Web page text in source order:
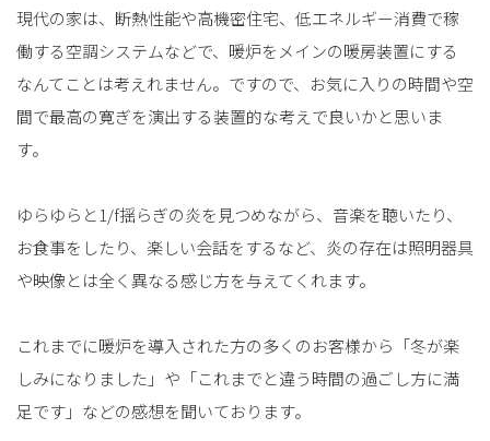
現代の家は、断熱性能や高機密住宅、低エネルギー消費で稼
働する空調システムなどで、暖炉をメインの暖房装置にする
なんてことは考えれません。ですので、お気に入りの時間や空
間で最高の寛ぎを演出する装置的な考えで良いかと思いま
す。
ゆらゆらと1/f揺らぎの炎を見つめながら、音楽を聴いたり、
お食事をしたり、楽しい会話をするなど、炎の存在は照明器具
や映像とは全く異なる感じ方を与えてくれます。
これまでに暖炉を導入された方の多くのお客様から「冬が楽
しみになりました」や「これまでと違う時間の過ごし方に満
足です」などの感想を聞いております。